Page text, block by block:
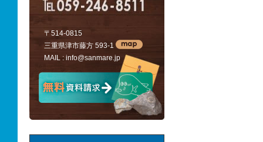
〒514-0815
三重県津市藤方 593-1
MAIL : info@sanmare.jp